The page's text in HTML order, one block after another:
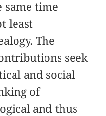
same time
least
The
seek
and social
of
and thus